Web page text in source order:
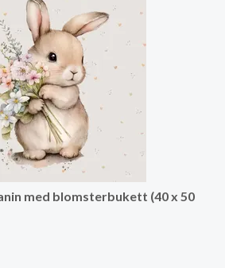
med blomsterbukett (40 x 50